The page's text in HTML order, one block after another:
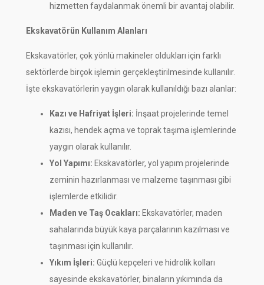
hizmetten faydalanmak önemli bir avantaj olabilir.
Ekskavatörün Kullanım Alanları
Ekskavatörler, çok yönlü makineler oldukları için farklı
sektörlerde birçok işlemin gerçekleştirilmesinde kullanılır.
İşte ekskavatörlerin yaygın olarak kullanıldığı bazı alanlar:
Kazı ve Hafriyat İşleri: İnşaat projelerinde temel
kazısı, hendek açma ve toprak taşıma işlemlerinde
yaygın olarak kullanılır.
Yol Yapımı: Ekskavatörler, yol yapım projelerinde
zeminin hazırlanması ve malzeme taşınması gibi
işlemlerde etkilidir.
Maden ve Taş Ocakları: Ekskavatörler, maden
sahalarında büyük kaya parçalarının kazılması ve
taşınması için kullanılır.
Yıkım İşleri: Güçlü kepçeleri ve hidrolik kolları
sayesinde ekskavatörler, binaların yıkımında da